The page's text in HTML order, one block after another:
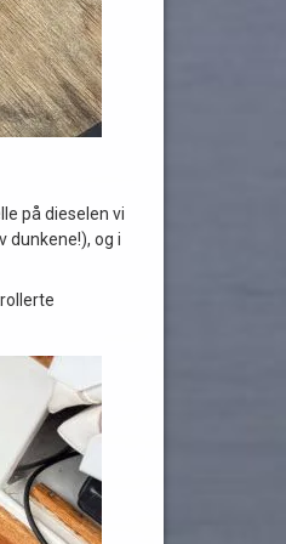
på dieselen vi
dunkene!), og i